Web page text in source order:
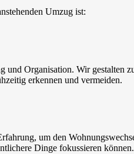
Umzug ist:
Organisation. Wir gestalten
erkennen und vermeiden.
um den
Dinge fokussieren können.